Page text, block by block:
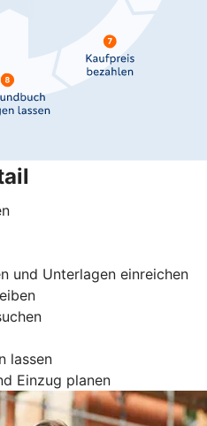
und Unterlagen einreichen
lassen
Einzug planen